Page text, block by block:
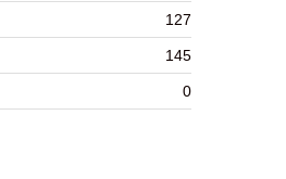
127
145
0